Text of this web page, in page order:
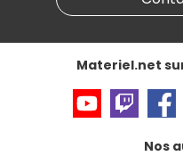
Données personnelles
Accessibilité : non
Materiel.net
Nos